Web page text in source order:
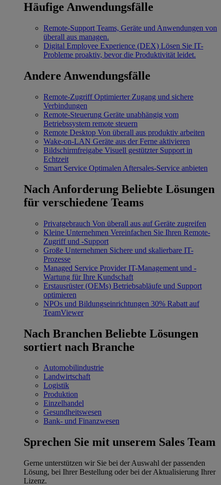
Häufige Anwendungsfälle
Remote-Support Teams, Geräte und Anwendungen von
überall aus managen.
Digital Employee Experience (DEX) Lösen Sie IT-
Probleme proaktiv, bevor die Produktivität leidet.
Andere Anwendungsfälle
Remote-Zugriff Optimierter Zugang und sichere
Verbindungen
Remote-Steuerung Geräte unabhängig vom
Betriebssystem remote steuern
Remote Desktop Von überall aus produktiv arbeiten
Wake-on-LAN Geräte aus der Ferne aktivieren
Bildschirmfreigabe Visuell gestützter Support in
Echtzeit
Smart Service Optimalen Aftersales-Service anbieten
Nach Anforderung Beliebte Lösungen
für verschiedene Teams
Privatgebrauch Von überall aus auf Geräte zugreifen
Kleine Unternehmen Vereinfachen Sie Ihren Remote-
Zugriff und -Support
Große Unternehmen Sichere und skalierbare IT-
Prozesse
Managed Service Provider IT-Management und -
Wartung für Ihre Kundschaft
Erstausrüster (OEMs) Betriebsabläufe und Support
optimieren
NPOs und Bildungseinrichtungen 30% Rabatt auf
TeamViewer
Nach Branchen Beliebte Lösungen
sortiert nach Branche
Automobilindustrie
Landwirtschaft
Logistik
Produktion
Einzelhandel
Gesundheitswesen
Bank- und Finanzwesen
Sprechen Sie mit unserem Sales Team
Gerne unterstützen wir Sie bei der Auswahl der passenden
Lösung, bei Ihrer Bestellung oder bei der Aktualisierung Ihrer
Lizenz.